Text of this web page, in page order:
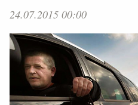
24.07.2015 00:00